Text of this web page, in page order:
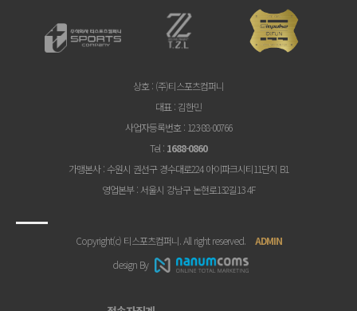
상호 : (주)티스포츠컴퍼니
대표 : 김한민
사업자등록번호 : 123-88-00766
Tel : 1688-0860
가맹본사: 수원시 권선구 경수대로224 아이파크시티11단지 B1
영업본부: 서울시 강남구 논현로132길13 4F
Copyright(c) 티스포츠컴퍼니. All right reserved. ADMIN
design By